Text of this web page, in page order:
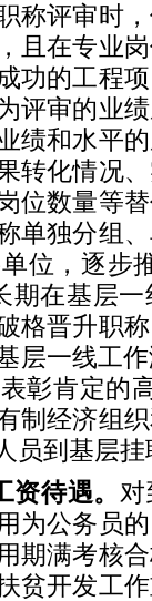
称评审时
且在专业
功的工程
评审的业
绩和水平
转化情况
位数量等
单独分组
位，逐步
期在基层
格晋升职
层一线工
彰肯定的
制经济组
员到基层
待遇。
为公务员
期满考核
贫开发工